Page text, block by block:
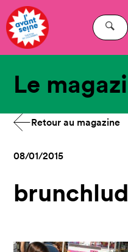
Le
Retour au magazine
08/01/2015